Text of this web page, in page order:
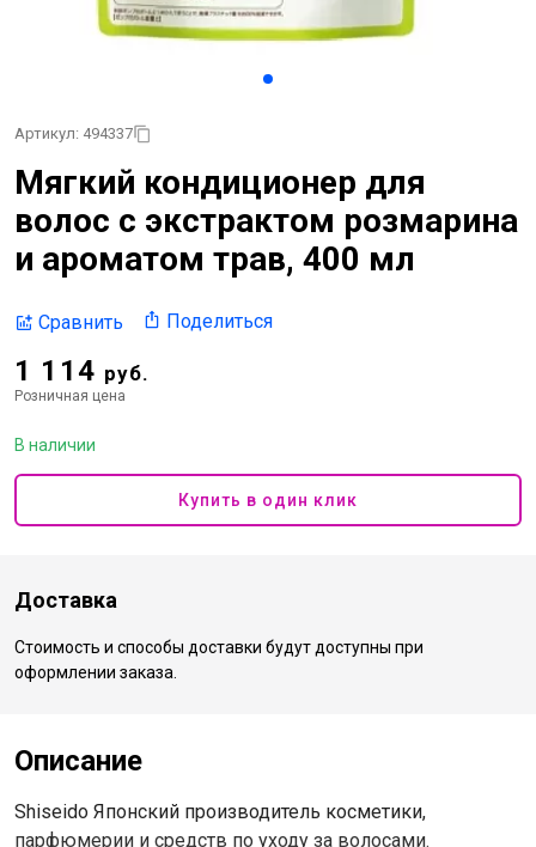
Артикул: 494337
Мягкий кондиционер для
волос с экстрактом розмарина
и ароматом трав, 400 мл
Сравнить Поделиться
1 114 руб.
Розничная цена
В наличии
Купить в один клик
Доставка
Стоимость и способы доставки будут доступны при
оформлении заказа.
Описание
Shiseido Японский производитель косметики,
парфюмерии и средств по уходу за волосами.